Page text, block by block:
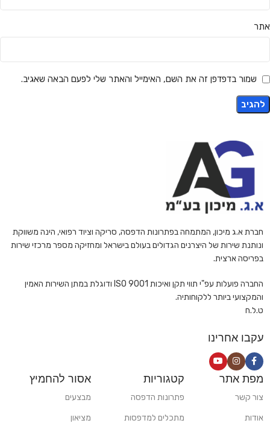
אתר
שמור בדפדפן זה את השם, האימייל והאתר שלי לפעם הבאה שאגיב.
חברת א.ג מיכון, המתמחה בפתרונות הדפסה, סריקה וציוד רפואי, הינה משווקת
ונותנת שירות של היצרנים הגדולים בעולם בישראל ומחזיקה מספר מרכזי שירות
בפריסה ארצית.
החברה פועלות עפ"י תווי תקן ואיכות ISO 9001 ודוגלת במתן השירות האמין
והמקצועי ביותר ללקוחותיה.
ט.ל.ח
עקבו אחרינו
מפת אתר
צור קשר
אודות
קטגוריות
פתרונות הדפסה
מתכלים למדפסות
אסור להחמיץ
מבצעים
מציאון